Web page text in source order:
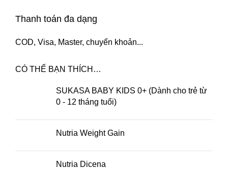
Thanh toán đa dạng
COD, Visa, Master, chuyển khoản...
CÓ THỂ BẠN THÍCH…
SUKASA BABY KIDS 0+ (Dành cho trẻ từ
0 - 12 tháng tuổi)
Nutria Weight Gain
Nutria Dicena